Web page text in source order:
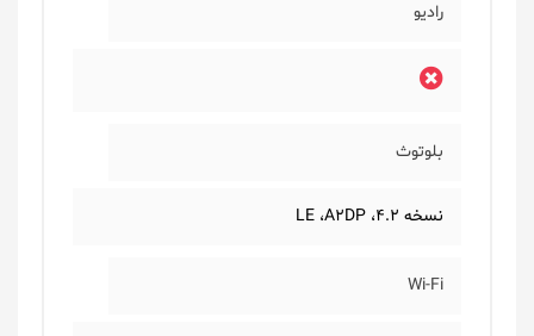
رادیو
بلوتوث
نسخه 4.2، LE ،A2DP
Wi-Fi